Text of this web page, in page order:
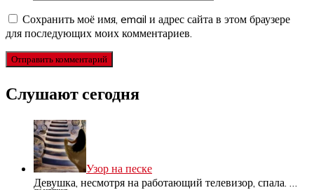
Сохранить моё имя, email и адрес сайта в этом браузере
для последующих моих комментариев.
Слушают сегодня
Узор на песке
Девушка, несмотря на работающий телевизор, спала.